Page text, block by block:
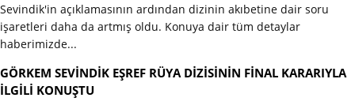
Sevindik'in açıklamasının ardından dizinin akıbetine dair soru
işaretleri daha da artmış oldu. Konuya dair tüm detaylar
haberimizde...
GÖRKEM SEVİNDİK EŞREF RÜYA DİZİSİNİN FİNAL KARARIYLA
İLGİLİ KONUŞTU